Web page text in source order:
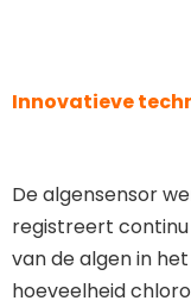
Innovatieve
De algensensor
registreert
van de algen in
hoeveelheid